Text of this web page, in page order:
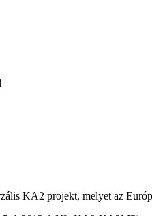
KA2 projekt, melyet az